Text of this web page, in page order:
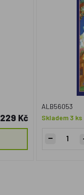
229 Kč
ALB56053
Skladem 3 ks